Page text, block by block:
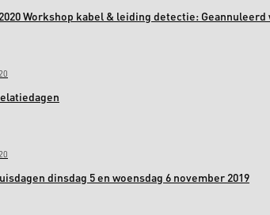
Workshop kabel & leiding detectie:
dinsdag 5 en woensdag 6 november 2019